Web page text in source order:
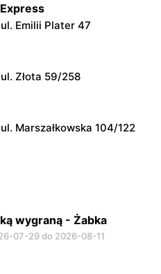
Emilii Plater 47
Złota 59/258
Marszałkowska 104/122
wygraną - Żabka
07-29 do 2026-08-11